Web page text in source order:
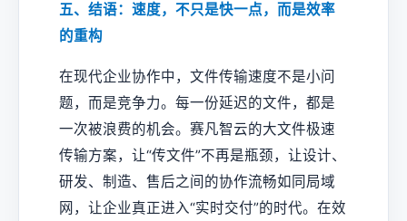
五、结语：速度，不只是快一点，而是效率
的重构
在现代企业协作中，文件传输速度不是小问
题，而是竞争力。每一份延迟的文件，都是
一次被浪费的机会。赛凡智云的大文件极速
传输方案，让“传文件”不再是瓶颈，让设计、
研发、制造、售后之间的协作流畅如同局域
网，让企业真正进入“实时交付”的时代。在效